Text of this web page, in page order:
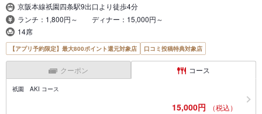
京阪本線祇園四条駅9出口より徒歩4分
ランチ：1,800円～ ディナー：15,000円～
14席
【アプリ予約限定】最大800ポイント還元対象店 口コミ投稿特典対象店
クーポン コース
祇園 AKI コース
15,000円 （税込）